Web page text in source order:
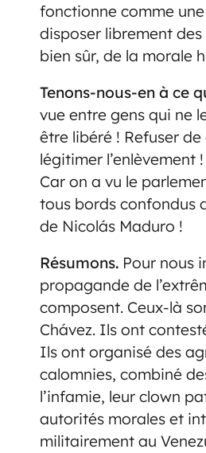
fonctionne comme
disposer librement
bien sûr, de la morale
Tenons-nous-en à ce
vue entre gens qui ne
être libéré ! Refuser
légitimer l’enlèvement
Car on a vu le
tous bords confondus
de Nicolás Maduro !
Résumons. Pour nous
propagande de
composent. Ceux-là
Chávez. Ils ont
Ils ont organisé des
calomnies, combiné
l’infamie, leur clown
autorités morales et
militairement au